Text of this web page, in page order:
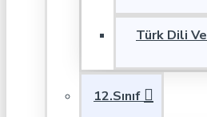
Türk Dili
12.Sınıf